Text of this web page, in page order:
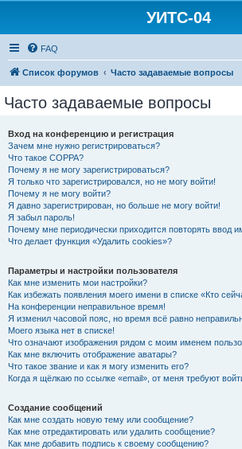
УИТС-04
FAQ
Список форумов Часто задаваемые вопросы
Часто задаваемые вопросы
Вход на конференцию и регистрация
Зачем мне нужно регистрироваться?
Что такое COPPA?
Почему я не могу зарегистрироваться?
Я только что зарегистрировался, но не могу войти!
Почему я не могу войти?
Я давно зарегистрирован, но больше не могу войти!
Я забыл пароль!
Почему мне периодически приходится повторять ввод
Что делает функция «Удалить cookies»?
Параметры и настройки пользователя
Как мне изменить мои настройки?
Как избежать появления моего имени в списке «Кто
На конференции неправильное время!
Я изменил часовой пояс, но время всё равно
Моего языка нет в списке!
Что означают изображения рядом с моим именем
Как мне включить отображение аватары?
Что такое звание и как я могу изменить его?
Когда я щёлкаю по ссылке «email», от меня требуют
Создание сообщений
Как мне создать новую тему или сообщение?
Как мне отредактировать или удалить сообщение?
Как мне добавить подпись к своему сообщению?